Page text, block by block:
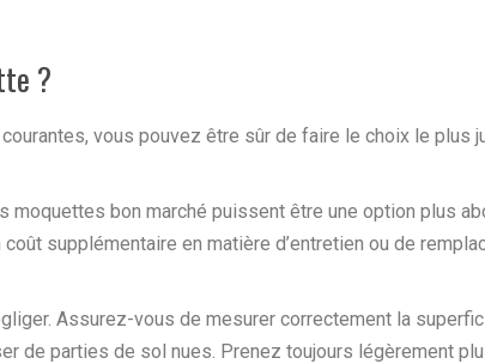
?
vous pouvez être sûr de faire le choix le plus
moquettes bon marché puissent être une option plus
supplémentaire en matière d’entretien ou de
Assurez-vous de mesurer correctement la
de parties de sol nues. Prenez toujours légèrement